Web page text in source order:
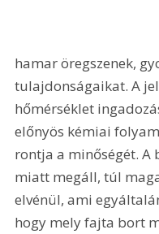
hamar öregszenek,
tulajdonságaikat. A
hőmérséklet
előnyös kémiai
rontja a minőségét. A
miatt megáll, túl
elvénül, ami
hogy mely fajta bort